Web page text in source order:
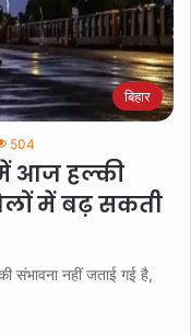
बिहार
504
में आज हल्की
में बढ़ सकती
संभावना नहीं जताई गई है,